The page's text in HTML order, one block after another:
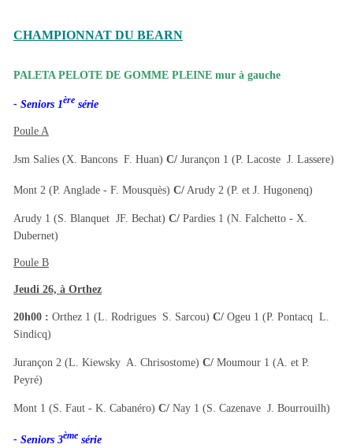
CHAMPIONNAT DU BEARN
PALETA PELOTE DE GOMME PLEINE mur à gauche
- Seniors 1ère série
Poule A
Jsm Salies (X. Bancons  F. Huan)C/ Jurançon 1 (P. Lacoste  J. Lassere)
Mont 2 (P. Anglade - F. Mousquès)C/ Arudy 2 (P. et J. Hugonenq)
Arudy 1 (S. Blanquet  JF. Bechat)C/Pardies 1 (N. Falchetto - X.
Dubernet)
Poule B
Jeudi 26, à Orthez
20h00 : Orthez 1 (L. Rodrigues  S. Sarcou) C/ Ogeu 1 (P. Pontacq  L.
Sindicq)
Jurançon 2 (L. Kiewsky  A. Chrisostome)C/ Moumour 1 (A. et P.
Peyré)
Mont 1 (S. Faut - K. Cabanéro)C/ Nay 1 (S. Cazenave  J. Bourrouilh)
- Seniors 3ème série